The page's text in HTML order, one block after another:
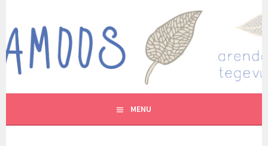
content
MUTUKAMOOS
ARENDAVAID TEGEVUSI LASTEGA
MENU